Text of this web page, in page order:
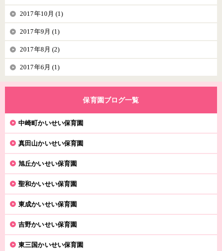
2017年10月 (1)
2017年9月 (1)
2017年8月 (2)
2017年6月 (1)
保育園ブログ一覧
中崎町かいせい保育園
真田山かいせい保育園
旭丘かいせい保育園
聖和かいせい保育園
東成かいせい保育園
吉野かいせい保育園
東三国かいせい保育園